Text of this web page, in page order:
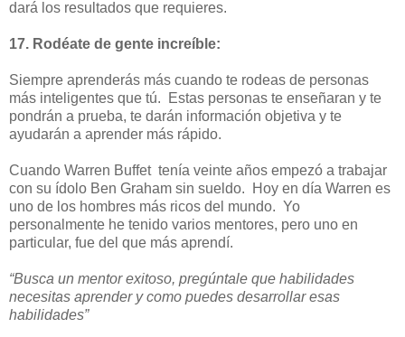
dará los resultados que requieres.
17. Rodéate de gente increíble:
Siempre aprenderás más cuando te rodeas de personas
más inteligentes que tú. Estas personas te enseñaran y te
pondrán a prueba, te darán información objetiva y te
ayudarán a aprender más rápido.
Cuando Warren Buffet tenía veinte años empezó a trabajar
con su ídolo Ben Graham sin sueldo. Hoy en día Warren es
uno de los hombres más ricos del mundo. Yo
personalmente he tenido varios mentores, pero uno en
particular, fue del que más aprendí.
“Busca un mentor exitoso, pregúntale que habilidades
necesitas aprender y como puedes desarrollar esas
habilidades”